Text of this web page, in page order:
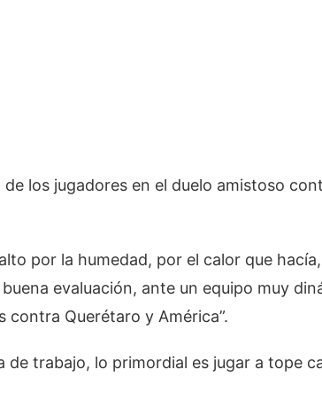
los jugadores en el duelo amistoso
por la humedad, por el calor que
evaluación, ante un equipo muy
contra Querétaro y América”.
de trabajo, lo primordial es jugar a tope